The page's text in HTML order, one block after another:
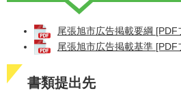
尾張旭市広告掲載要綱 [PDF
尾張旭市広告掲載基準 [PDF
書類提出先